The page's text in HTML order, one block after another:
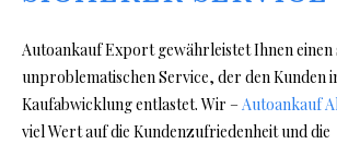
Autoankauf Export gewährleistet Ihnen einen
unproblematischen Service, der den Kunden
Kaufabwicklung entlastet. Wir –Autoankauf
viel Wert auf die Kundenzufriedenheit und die